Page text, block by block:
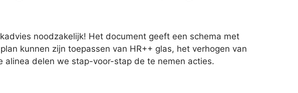
noodzakelijk! Het document geeft een schema met
kunnen zijn toepassen van HR++ glas, het verhogen van
alinea delen we stap-voor-stap de te nemen acties.